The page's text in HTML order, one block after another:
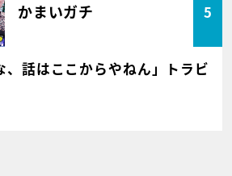
かまいガチ 5
、話はここからやねん」トラビ